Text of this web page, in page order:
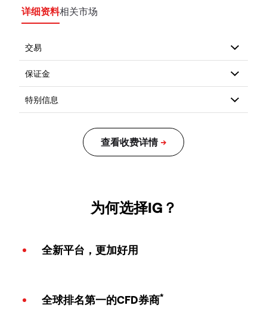
详细资料相关市场
为何选择IG？
全新平台，更加好用
全球排名第一的CFD券商*